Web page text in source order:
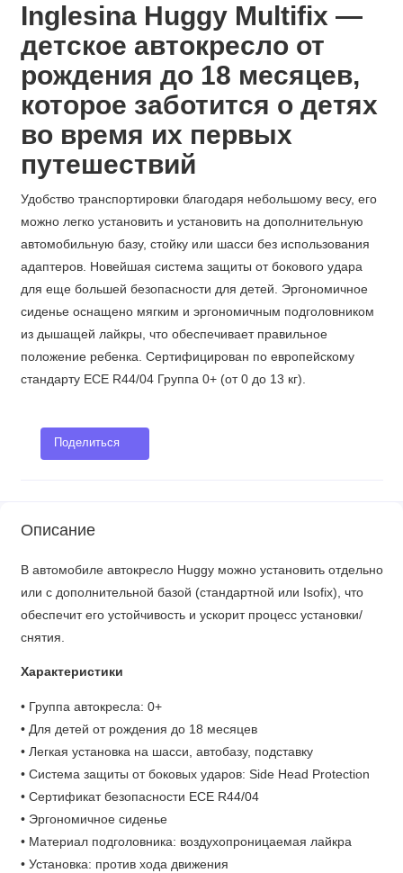
Inglesina Huggy Multifix —
детское автокресло от
рождения до 18 месяцев,
которое заботится о детях
во время их первых
путешествий
Удобство транспортировки благодаря небольшому весу, его
можно легко установить и установить на дополнительную
автомобильную базу, стойку или шасси без использования
адаптеров. Новейшая система защиты от бокового удара
для еще большей безопасности для детей. Эргономичное
сиденье оснащено мягким и эргономичным подголовником
из дышащей лайкры, что обеспечивает правильное
положение ребенка. Сертифицирован по европейскому
стандарту ECE R44/04 Группа 0+ (от 0 до 13 кг).
Поделиться
Описание
В автомобиле автокресло Huggy можно установить отдельно
или с дополнительной базой (стандартной или Isofix), что
обеспечит его устойчивость и ускорит процесс установки/
снятия.
Характеристики
• Группа автокресла: 0+
• Для детей от рождения до 18 месяцев
• Легкая установка на шасси, автобазу, подставку
• Система защиты от боковых ударов: Side Head Protection
• Сертификат безопасности ECE R44/04
• Эргономичное сиденье
• Материал подголовника: воздухопроницаемая лайкра
• Установка: против хода движения